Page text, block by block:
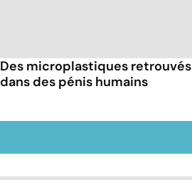
Des microplastiques retrouvés
dans des pénis humains